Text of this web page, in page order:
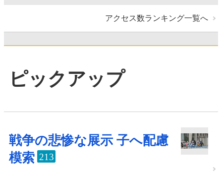
アクセス数ランキング一覧へ
ピックアップ
戦争の悲惨な展示 子へ配慮
模索 213